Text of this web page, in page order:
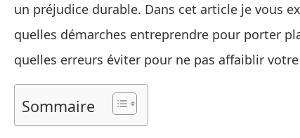
un préjudice durable. Dans cet article je vous
quelles démarches entreprendre pour porter
quelles erreurs éviter pour ne pas affaiblir votre
Sommaire